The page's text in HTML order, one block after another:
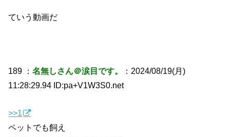
ていう動画だ
189 ：名無しさん＠涙目です。
：2024/08/19(月)
11:28:29.94 ID:pa+V1W3S0.net
>>1
ペットでも飼え